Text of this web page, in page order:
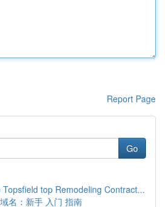
Report Page
Go
Topsfield top Remodeling Contract...
名：新手 入门 指南